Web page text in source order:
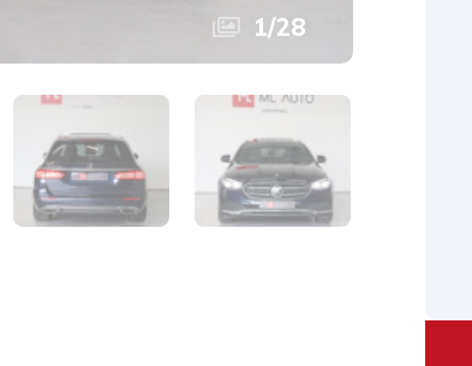
1/28